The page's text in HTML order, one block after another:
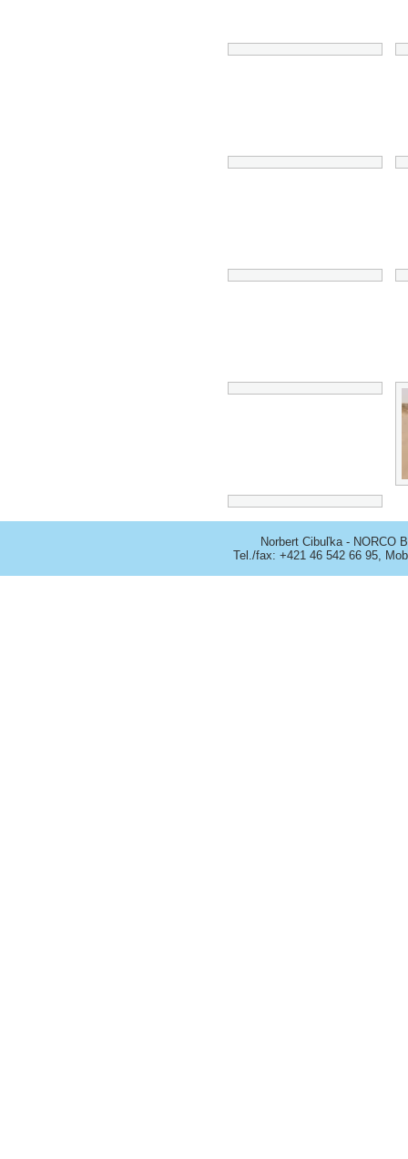
Norbert Cibuľka - NORCO
Tel./fax: +421 46 542 66 95,